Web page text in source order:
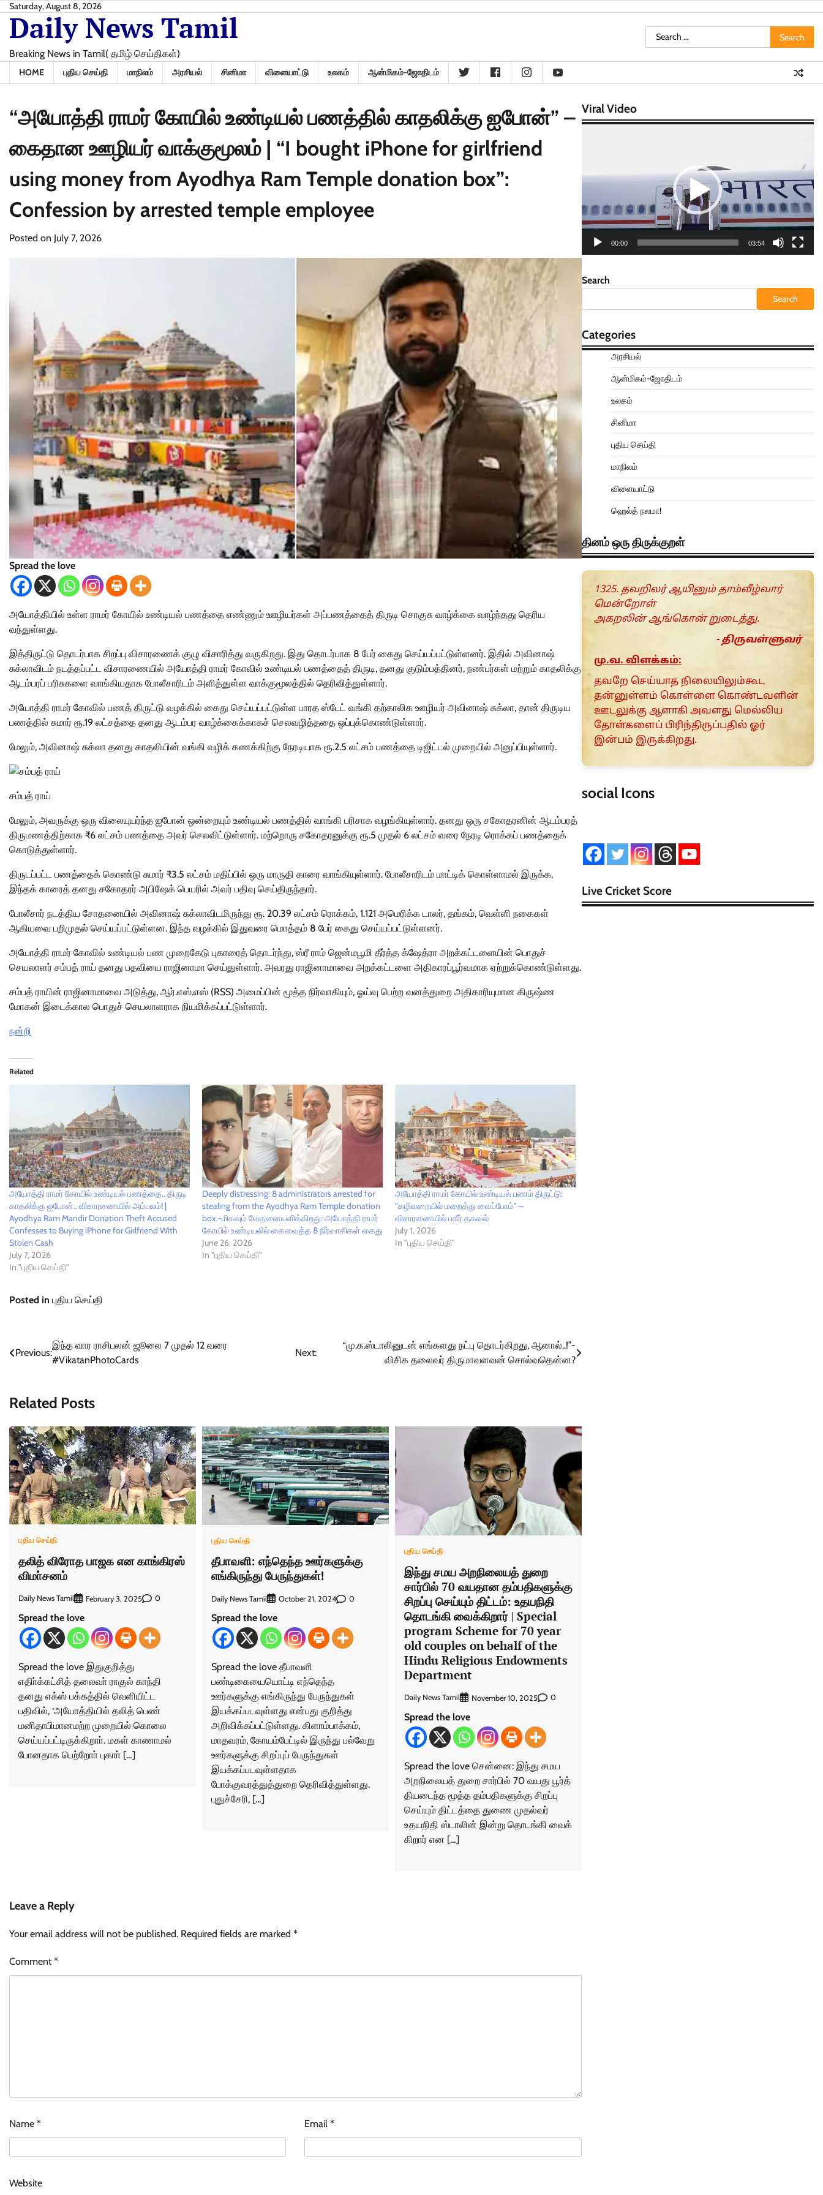
Skip
content
Saturday, August 8, 2026
Daily News Tamil
Breaking News in Tamil( தமிழ் செய்திகள்)
Search
for:
HOME புதிய செய்தி மாநிலம் அரசியல் சினிமா விளையாட்டு உலகம் ஆன்மிகம்-ஜோதிடம்
“அயோத்தி ராமர் கோயில் உண்டியல் பணத்தில் காதலிக்கு ஐபோன்” –
கைதான ஊழியர் வாக்குமூலம் | “I bought iPhone for girlfriend
using money from Ayodhya Ram Temple donation box”:
Confession by arrested temple employee
Posted on July 7, 2026
Spread the love
அயோத்தியில் உள்ள ராமர் கோயில் உண்டியல் பணத்தை எண்ணும் ஊழியர்கள் அப்பணத்தைத் திருடி சொகுசு வாழ்க்கை வாழ்ந்தது தெரிய
வந்துள்ளது.
இத்திருட்டு தொடர்பாக சிறப்பு விசாரணைக் குழு விசாரித்து வருகிறது. இது தொடர்பாக 8 பேர் கைது செய்யப்பட்டுள்ளனர். இதில் அவினாஷ்
சுக்லாவிடம் நடத்தப்பட்ட விசாரணையில் அயோத்தி ராமர் கோவில் உண்டியல் பணத்தைத் திருடி, தனது குடும்பத்தினர், நண்பர்கள் மற்றும் காதலிக்கு
ஆடம்பரப் பரிசுகளை வாங்கியதாக போலீசாரிடம் அளித்துள்ள வாக்குமூலத்தில் தெரிவித்துள்ளார்.
அயோத்தி ராமர் கோவில் பணத் திருட்டு வழக்கில் கைது செய்யப்பட்டுள்ள பாரத ஸ்டேட் வங்கி தற்காலிக ஊழியர் அவினாஷ் சுக்லா, தான் திருடிய
பணத்தில் சுமார் ரூ.19 லட்சத்தை தனது ஆடம்பர வாழ்க்கைக்காகச் செலவழித்ததை ஒப்புக்கொண்டுள்ளார்.
மேலும், அவினாஷ் சுக்லா தனது காதலியின் வங்கி வழிக் கணக்கிற்கு நேரடியாக ரூ.2.5 லட்சம் பணத்தை டிஜிட்டல் முறையில் அனுப்பியுள்ளார்.
சம்பத் ராய்
மேலும், அவருக்கு ஒரு விலையுயர்ந்த ஐபோன் ஒன்றையும் உண்டியல் பணத்தில் வாங்கி பரிசாக வழங்கியுள்ளார். தனது ஒரு சகோதரனின் ஆடம்பரத்
திருமணத்திற்காக ₹6 லட்சம் பணத்தை அவர் செலவிட்டுள்ளார். மற்றொரு சகோதரனுக்கு ரூ.5 முதல் 6 லட்சம் வரை நேரடி ரொக்கப் பணத்தைக்
கொடுத்துள்ளார்.
திருடப்பட்ட பணத்தைக் கொண்டு சுமார் ₹3.5 லட்சம் மதிப்பில் ஒரு மாருதி காரை வாங்கியுள்ளார். போலீசாரிடம் மாட்டிக் கொள்ளாமல் இருக்க,
இந்தக் காரைத் தனது சகோதரர் அபிஷேக் பெயரில் அவர் பதிவு செய்திருந்தார்.
போலீசார் நடத்திய சோதனையில் அவினாஷ் சுக்லாவிடமிருந்து ரூ. 20.39 லட்சம் ரொக்கம், 1.121 அமெரிக்க டாலர், தங்கம், வெள்ளி நகைகள்
ஆகியவை பறிமுதல் செய்யப்பட்டுள்ளன. இந்த வழக்கில் இதுவரை மொத்தம் 8 பேர் கைது செய்யப்பட்டுள்ளனர்.
அயோத்தி ராமர் கோவில் உண்டியல் பண முறைகேடு புகாரைத் தொடர்ந்து, ஸ்ரீ ராம் ஜென்மபூமி தீர்த்த க்ஷேத்ரா அறக்கட்டளையின் பொதுச்
செயலாளர் சம்பத் ராய் தனது பதவியை ராஜினாமா செய்துள்ளார். அவரது ராஜினாமாவை அறக்கட்டளை அதிகாரப்பூர்வமாக ஏற்றுக்கொண்டுள்ளது.
சம்பத் ராயின் ராஜினாமாவை அடுத்து, ஆர்.எஸ்.எஸ் (RSS) அமைப்பின் மூத்த நிர்வாகியும், ஓய்வு பெற்ற வனத்துறை அதிகாரியுமான கிருஷ்ண
மோகன் இடைக்கால பொதுச் செயலாளராக நியமிக்கப்பட்டுள்ளார்.
நன்றி
Related
அயோத்தி ராமர் கோயில் உண்டியல் பணத்தை.. திருடி
காதலிக்கு ஐபோன்.. விசாரணையில் அம்பலம்! |
Ayodhya Ram Mandir Donation Theft Accused
Confesses to Buying iPhone for Girlfriend With
Stolen Cash
July 7, 2026
In "புதிய செய்தி"
Deeply distressing: 8 administrators arrested for
stealing from the Ayodhya Ram Temple donation
box.-மிகவும் வேதனையளிக்கிறது: அயோத்தி ராமர்
கோயில் உண்டியலில் கைவைத்த 8 நிர்வாகிகள் கைது
June 26, 2026
In "புதிய செய்தி"
அயோத்தி ராமர் கோயில் உண்டியல் பணம் திருட்டு:
"கழிவறையில் மறைத்து வைப்போம்" –
விசாரணையில் பகீர் தகவல்
July 1, 2026
In "புதிய செய்தி"
Posted in புதிய செய்தி
Post
Previous:
இந்த வார ராசிபலன் ஜூலை 7 முதல் 12 வரை
#VikatanPhotoCards
Next:
“மு.க.ஸ்டாலினுடன் எங்களது நட்பு தொடர்கிறது, ஆனால்..!”-
விசிக தலைவர் திருமாவளவன் சொல்வதென்ன?
Related Posts
புதிய செய்தி
தலித் விரோத பாஜக என காங்கிரஸ்
விமா்சனம்
Daily News Tamil February 3, 2025 0
Spread the love
Spread the love இதுகுறித்து
எதிா்க்கட்சித் தலைவா் ராகுல் காந்தி
தனது எக்ஸ் பக்கத்தில் வெளியிட்ட
பதிவில், ‘அயோத்தியில் தலித் பெண்
மனிதாபிமானமற்ற முறையில் கொலை
செய்யப்பட்டிருக்கிறாா். மகள் காணாமல்
போனதாக பெற்றோா் புகாா் […]
புதிய செய்தி
தீபாவளி: எந்தெந்த ஊர்களுக்கு
எங்கிருந்து பேருந்துகள்!
Daily News Tamil October 21, 2024 0
Spread the love
Spread the love தீபாவளி
பண்டிகையையொட்டி எந்தெந்த
ஊர்களுக்கு எங்கிருந்து பேருந்துகள்
இயக்கப்படவுள்ளது என்பது குறித்து
அறிவிக்கப்பட்டுள்ளது. கிளாம்பாக்கம்,
மாதவரம், கோயம்பேட்டில் இருந்து பல்வேறு
ஊர்களுக்கு சிறப்புப் பேருந்துகள்
இயக்கப்படவுள்ளதாக
போக்குவரத்துத்துறை தெரிவித்துள்ளது.
புதுச்சேரி, […]
புதிய செய்தி
இந்து சமய அறநிலையத் துறை
சார்பில் 70 வயதான தம்பதிகளுக்கு
சிறப்பு செய்யும் திட்டம்: உதயநிதி
தொடங்கி வைக்கிறார் | Special
program Scheme for 70 year
old couples on behalf of the
Hindu Religious Endowments
Department
Daily News Tamil November 10, 2025 0
Spread the love
Spread the love சென்னை: இந்து சமய
அறநிலை​யத் துறை சார்​பில் 70 வயது பூர்த்​
தி​யடைந்த மூத்த தம்​ப​தி​களுக்கு சிறப்பு
செய்​யும் திட்​டத்தை துணை முதல்​வர்
உதயநிதி ஸ்டா​லின் இன்று தொடங்கி வைக்​
கிறார் என […]
Leave a Reply
Your email address will not be published. Required fields are marked *
Comment*
Name * Email*
Website
Viral Video
00:00 03:54
Search
Search
Categories
அரசியல்
ஆன்மிகம்-ஜோதிடம்
உலகம்
சினிமா
புதிய செய்தி
மாநிலம்
விளையாட்டு
ஹெல்த் நலமா!
தினம் ஒரு திருக்குறள்
1325. தவறிலர் ஆயினும் தாம்வீழ்வார்
மென்றோள்
அகறலின் ஆங்கொன் றுடைத்து.
- திருவள்ளுவர்
மு.வ. விளக்கம்:
தவறே செய்யாத நிலையிலும்கூட
தன்னுள்ளம் கொள்ளை கொண்டவளின்
ஊடலுக்கு ஆளாகி அவளது மெல்லிய
தோள்களைப் பிரிந்திருப்பதில் ஓர்
இன்பம் இருக்கிறது.
social Icons
Live Cricket Score